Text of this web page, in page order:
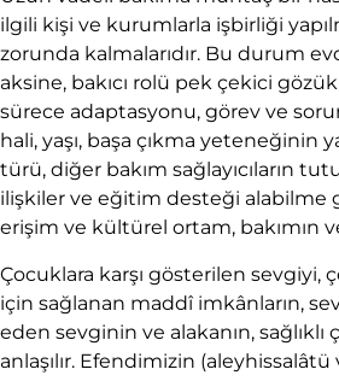
ilgili kişi ve kurumlarla işbirliği
zorunda kalmalarıdır. Bu durum
aksine, bakıcı rolü pek çekici
sürece adaptasyonu, görev ve
hali, yaşı, başa çıkma yeteneğinin
türü, diğer bakım sağlayıcıların
ilişkiler ve eğitim desteği alabilme
erişim ve kültürel ortam, bakımın
Çocuklara karşı gösterilen sevgiyi,
için sağlanan maddî imkânların,
eden sevginin ve alakanın,
anlaşılır. Efendimizin